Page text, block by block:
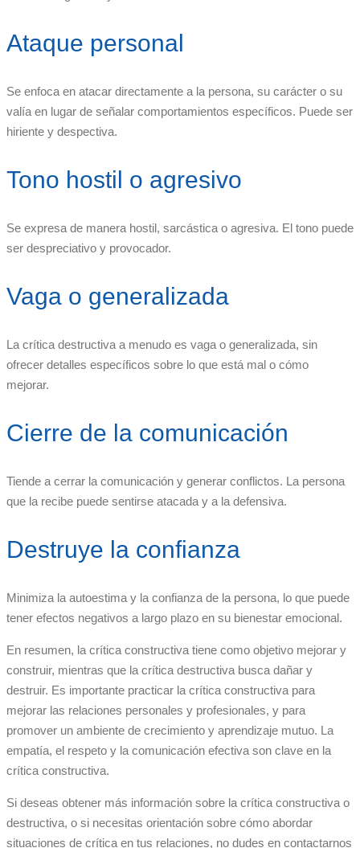
Ataque personal
Se enfoca en atacar directamente a la persona, su carácter o su
valía en lugar de señalar comportamientos específicos. Puede ser
hiriente y despectiva.
Tono hostil o agresivo
Se expresa de manera hostil, sarcástica o agresiva. El tono puede
ser despreciativo y provocador.
Vaga o generalizada
La crítica destructiva a menudo es vaga o generalizada, sin
ofrecer detalles específicos sobre lo que está mal o cómo
mejorar.
Cierre de la comunicación
Tiende a cerrar la comunicación y generar conflictos. La persona
que la recibe puede sentirse atacada y a la defensiva.
Destruye la confianza
Minimiza la autoestima y la confianza de la persona, lo que puede
tener efectos negativos a largo plazo en su bienestar emocional.
En resumen, la crítica constructiva tiene como objetivo mejorar y
construir, mientras que la crítica destructiva busca dañar y
destruir. Es importante practicar la crítica constructiva para
mejorar las relaciones personales y profesionales, y para
promover un ambiente de crecimiento y aprendizaje mutuo. La
empatía, el respeto y la comunicación efectiva son clave en la
crítica constructiva.
Si deseas obtener más información sobre la crítica constructiva o
destructiva, o si necesitas orientación sobre cómo abordar
situaciones de crítica en tus relaciones, no dudes en contactarnos